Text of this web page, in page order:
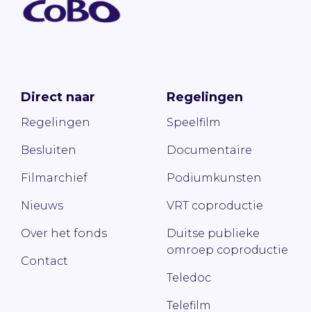
Direct naar
Regelingen
Besluiten
Filmarchief
Nieuws
Over het fonds
Contact
Regelingen
Speelfilm
Documentaire
Podiumkunsten
VRT coproductie
Duitse publieke
omroep coproductie
Teledoc
Telefilm